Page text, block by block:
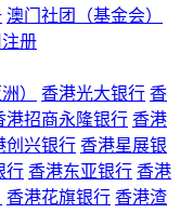
澳门社团（基金会）
册
） 香港光大银行 香
港招商永隆银行 香港
创兴银行 香港星展银
行 香港东亚银行 香港
香港花旗银行 香港渣